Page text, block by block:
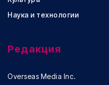
Наука и технологии
Редакция
Overseas Media Inc.